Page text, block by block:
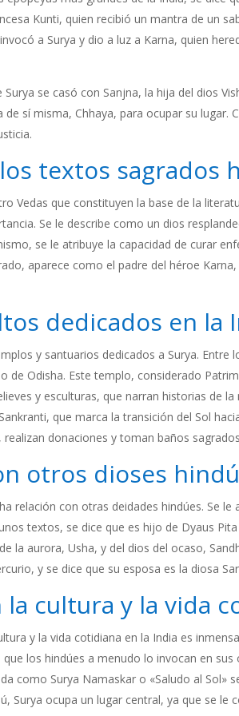
Kunti, quien recibió un mantra de un
a Surya y dio a luz a Karna, quien
se casó con Sanjna, la hija del dios
sí misma, Chhaya, para ocupar su lugar.
textos sagrados
Vedas que constituyen la base de la
Se le describe como un dios
se le atribuye la capacidad de curar
aparece como el padre del héroe
dedicados en la
y santuarios dedicados a Surya.
de Odisha. Este templo, considerado
y esculturas, que narran historias de
que marca la transición del Sol
donaciones y toman baños
otros dioses
relación con otras deidades hindúes. Se
textos, se dice que es hijo de Dyaus
la aurora, Usha, y del dios del ocaso,
y se dice que su esposa es la diosa
la cultura y la vida
y la vida cotidiana en la India es
los hindúes a menudo lo invocan en
como Surya Namaskar o «Saludo al Sol»
Surya ocupa un lugar central, ya que se le